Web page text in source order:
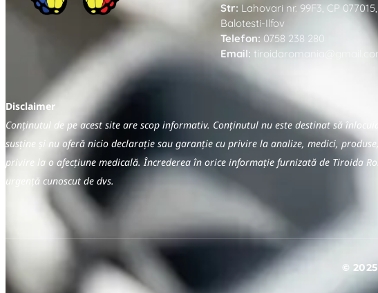
Str: Lahovari nr. 99F3, CP 077015,
Balotesti-Ilfov
Telefon: 0758 238 280
Email:
Disclaimer
Conținutul de pe acest site are scop informativ. Conținutul nu este destinat să
susține și nu oferă nicio declarație sau garanție cu privire la analize, medici,
privire la o afecțiune medicală. Încrederea în orice informație furnizată de Tiroida
urgență cunoscut de dvs.
©